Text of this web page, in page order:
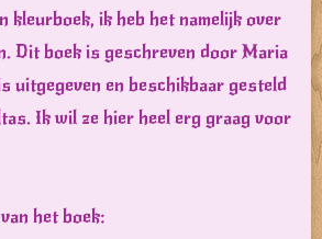
kleurboek, ik heb het namelijk over
Dit boek is geschreven door Maria
uitgegeven en beschikbaar gesteld
Ik wil ze hier heel erg graag voor
het boek: